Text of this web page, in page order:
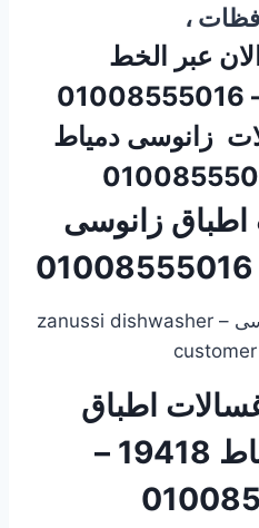
،
عبر الخط
زانوسى دمياط
اطباق زانوسى
صيانة غسالات اطباق زانوسى – zanussi dishwasher
اطباق
زانوسى دمياط 19418 –